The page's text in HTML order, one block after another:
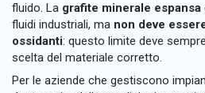
fluido. La grafite minerale espansa
fluidi industriali, ma non deve
ossidanti: questo limite deve
scelta del materiale corretto.
Per le aziende che gestiscono